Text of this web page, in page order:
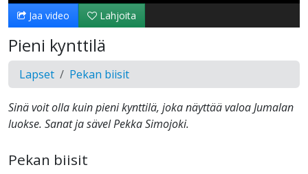
Jaa video Lahjoita
Pieni kynttilä
Lapset Pekan biisit
Sinä voit olla kuin pieni kynttilä, joka näyttää valoa Jumalan
luokse. Sanat ja sävel Pekka Simojoki.
Pekan biisit